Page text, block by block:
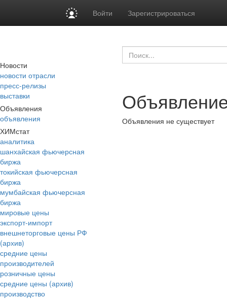
Войти Зарегистрироваться
Новости
новости отрасли
пресс-релизы
выставки
Объявления
объявления
ХИМстат
аналитика
шанхайская фьючерсная
биржа
токийская фьючерсная
биржа
мумбайская фьючерсная
биржа
мировые цены
экспорт-импорт
внешнеторговые цены РФ
(архив)
средние цены
производителей
розничные цены
средние цены (архив)
производство
Объявления не существует